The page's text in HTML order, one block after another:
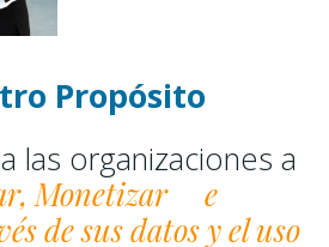
Propósito
las organizaciones a
Comprender
e
de sus datos y el uso